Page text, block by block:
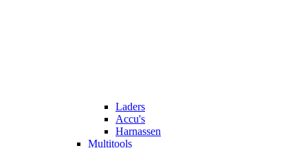
Laders
Accu's
Harnassen
Multitools